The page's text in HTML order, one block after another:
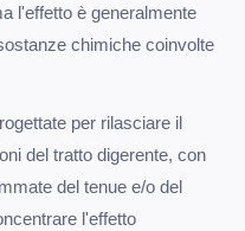
l'effetto è generalmente
chimiche coinvolte
per rilasciare il
del tratto digerente, con
del tenue e/o del
l'effetto